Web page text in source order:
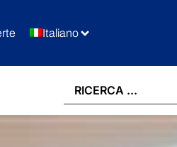
Italiano